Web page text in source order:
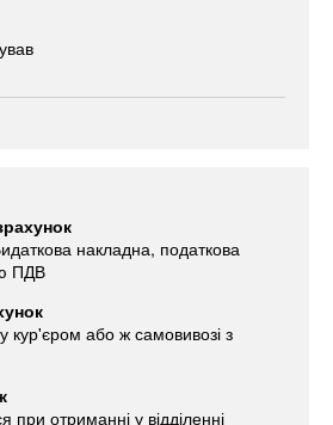
накладна, податкова
ПДВ
кур'єром або ж самовивозі з
при отриманні у відділенні